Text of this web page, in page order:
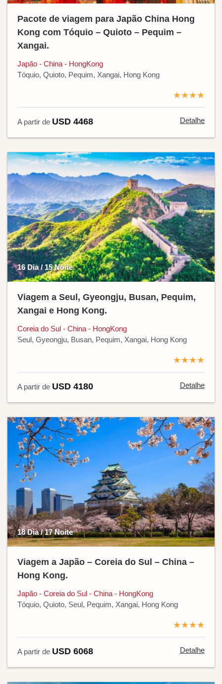
Pacote de viagem para Japão China Hong
Kong com Tóquio – Quioto – Pequim –
Xangai.
Japão - China - HongKong
Tóquio, Quioto, Pequim, Xangai, Hong Kong
★★★★
A partir de USD 4468 Detalhe
16 Dia / 15 Noite
Viagem a Seul, Gyeongju, Busan, Pequim,
Xangai e Hong Kong.
Coreia do Sul - China - HongKong
Seul, Gyeongju, Busan, Pequim, Xangai, Hong Kong
★★★★
A partir de USD 4180 Detalhe
18 Dia / 17 Noite
Viagem a Japão – Coreia do Sul – China –
Hong Kong.
Japão - Coreia do Sul - China - HongKong
Tóquio, Quioto, Seul, Pequim, Xangai, Hong Kong
★★★★
A partir de USD 6068 Detalhe